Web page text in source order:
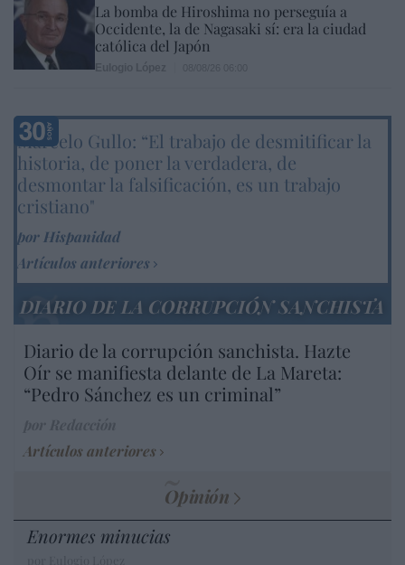
La bomba de Hiroshima no perseguía a
Occidente, la de Nagasaki sí: era la ciudad
católica del Japón
Marcelo Gullo: “El trabajo de desmitificar la
historia, de poner la verdadera, de
desmontar la falsificación, es un trabajo
cristiano"
por Hispanidad
Artículos anteriores
DIARIO DE LA CORRUPCIÓN SANCHISTA
Diario de la corrupción sanchista. Hazte
Oír se manifiesta delante de La Mareta:
“Pedro Sánchez es un criminal”
Artículos anteriores
Opinión
Enormes minucias